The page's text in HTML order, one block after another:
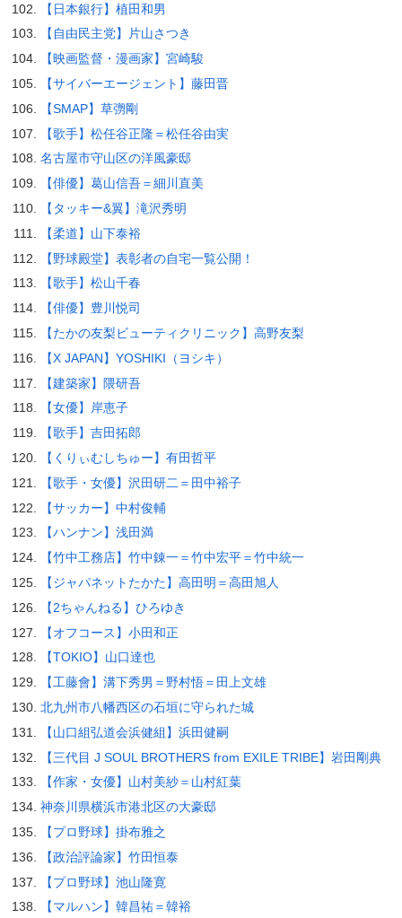
【日本銀行】植田和男
【自由民主党】片山さつき
【映画監督・漫画家】宮崎駿
【サイバーエージェント】藤田晋
【SMAP】草彅剛
【歌手】松任谷正隆＝松任谷由実
名古屋市守山区の洋風豪邸
【俳優】葛山信吾＝細川直美
【タッキー&翼】滝沢秀明
【柔道】山下泰裕
【野球殿堂】表彰者の自宅一覧公開！
【歌手】松山千春
【俳優】豊川悦司
【たかの友梨ビューティクリニック】高野友梨
【X JAPAN】YOSHIKI（ヨシキ）
【建築家】隈研吾
【女優】岸恵子
【歌手】吉田拓郎
【くりぃむしちゅー】有田哲平
【歌手・女優】沢田研二＝田中裕子
【サッカー】中村俊輔
【ハンナン】浅田満
【竹中工務店】竹中錬一＝竹中宏平＝竹中統一
【ジャパネットたかた】高田明＝高田旭人
【2ちゃんねる】ひろゆき
【オフコース】小田和正
【TOKIO】山口達也
【工藤會】溝下秀男＝野村悟＝田上文雄
北九州市八幡西区の石垣に守られた城
【山口組弘道会浜健組】浜田健嗣
【三代目 J SOUL BROTHERS from EXILE TRIBE】岩田剛典
【作家・女優】山村美紗＝山村紅葉
神奈川県横浜市港北区の大豪邸
【プロ野球】掛布雅之
【政治評論家】竹田恒泰
【プロ野球】池山隆寛
【マルハン】韓昌祐＝韓裕